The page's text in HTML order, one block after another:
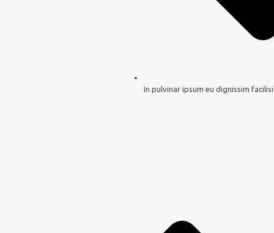
In pulvinar ipsum eu dignissim